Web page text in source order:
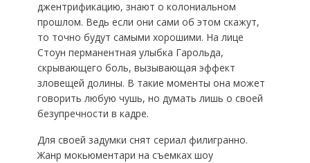
джентрификацию, знают о колониальном
прошлом. Ведь если они сами об этом скажут,
то точно будут самыми хорошими. На лице
Стоун перманентная улыбка Гарольда,
скрывающего боль, вызывающая эффект
зловещей долины. В такие моменты она может
говорить любую чушь, но думать лишь о своей
безупречности в кадре.
Для своей задумки снят сериал филигранно.
Жанр мокьюментари на съемках шоу